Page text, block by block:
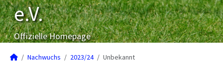
e.V.
Offizielle Homepage
Nachwuchs 2023/24 Unbekannt